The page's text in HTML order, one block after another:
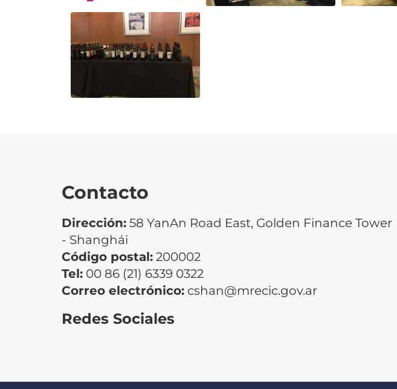
Contacto
Dirección: 58 YanAn Road East, Golden Finance Tower
- Shanghái
Código postal: 200002
Tel: 00 86 (21) 6339 0322
Correo electrónico: cshan@mrecic.gov.ar
Redes Sociales